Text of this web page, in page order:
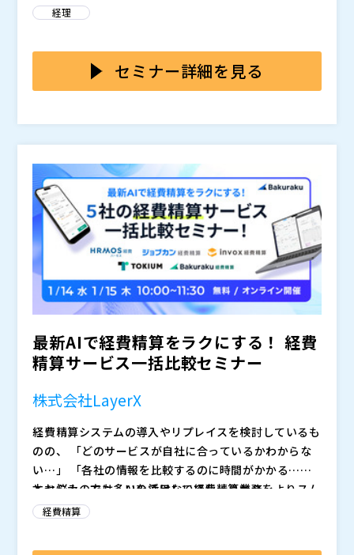
新情報を一挙に公開。 請求書受取や債権管理、経費精
スを踏まえた活用方法もまとめてご紹介します。
徴をまとめて知れる貴重な機会です。システム導入やリ
プレイスを検討中の方はぜひご参加ください。
アプローチ ・請求書処理・債権管理・経費精算・法人
クレジットカード利用・勤怠管理など主要領域における
AI自動化の機能一例 ・バクラク内で、AIを活用した最
新の自動化機能とその実際のデモ ・バクラクシリーズ
全体を俯瞰しながら、導入後の業務イメージを具体化で
きるポイント
2021年よりLayerXにて、バクラクサービスの営業担当
として、500社以上の企業様への業務効率化提案活動に
従事。 現在はマーケティング部門にて、皆様の業務効
率化に寄与できるようなセミナーの企画運営を推進。
※お申し込みフォームに入力後、視聴情報が記載された
メールが届かない方はお手数ですが、（ ）までご連絡く
ださい。
株式会社LayerX（ ）
スマートキャンプ株式会社（）
株式会社オープンソース活用研究所（）
マジセミ株式会社（）
※共催、協賛、協力、講演企業は将来的に追加、削除さ
れる可能性があります。
経理
セミナー詳細を見る
最新AIで経費精算をラクにする！ 経費
精算サービス一括比較セミナー
株式会社LayerX
経費精算システムの導入やリプレイスを検討しているも
のの、 「どのサービスが自社に合っているかわからな
い…」 「各社の情報を比較するのに時間がかかる…」
とお悩みの方も多いのではないでしょうか？
本セミナーでは、AIを活用して経費精算業務をよりスム
ーズにする人気5サービスを一度に比較できる特別セッ
経費精算